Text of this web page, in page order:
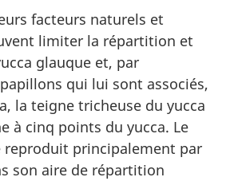
facteurs naturels et
limiter la répartition et
glauque et, par
qui lui sont associés,
la teigne tricheuse du yucca
à cinq points du yucca. Le
reproduit principalement par
son aire de répartition